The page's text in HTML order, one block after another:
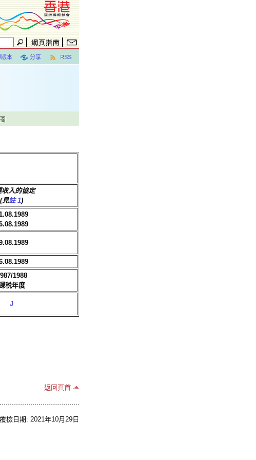
RSS
分享
版本
收入的協定
(見註 1)
1988
税年度
J
返回頁首
檢日期: 2021年10月29日